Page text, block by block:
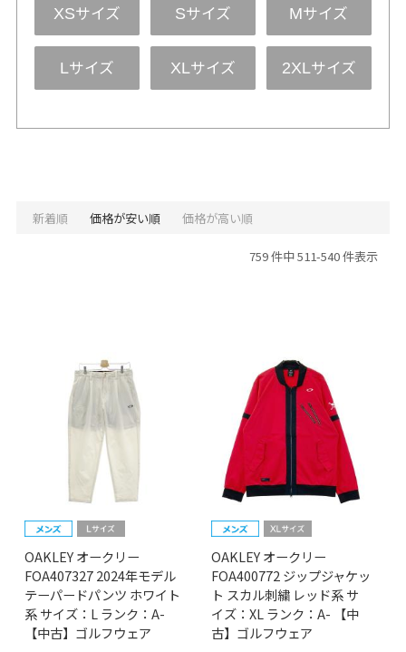
XSサイズ Sサイズ Mサイズ
Lサイズ XLサイズ 2XLサイズ
新着順 価格が安い順 価格が高い順
759 件中 511-540 件表示
OAKLEY オークリー
FOA407327 2024年モデル
テーパードパンツ ホワイト
系 サイズ：L ランク：A-
【中古】ゴルフウェア
OAKLEY オークリー
FOA400772 ジップジャケッ
ト スカル刺繍 レッド系 サ
イズ：XL ランク：A- 【中
古】ゴルフウェア